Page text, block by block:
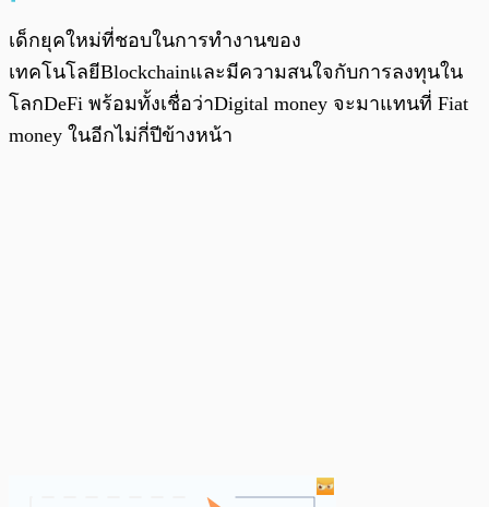
เด็กยุคใหม่ที่ชอบในการทำงานของ
เทคโนโลยีBlockchainและมีความสนใจกับการลงทุนใน
โลกDeFi พร้อมทั้งเชื่อว่าDigital money จะมาแทนที่ Fiat
money ในอีกไม่กี่ปีข้างหน้า